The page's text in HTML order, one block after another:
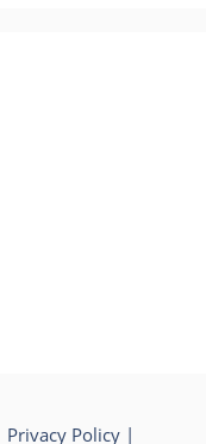
Privacy Policy|